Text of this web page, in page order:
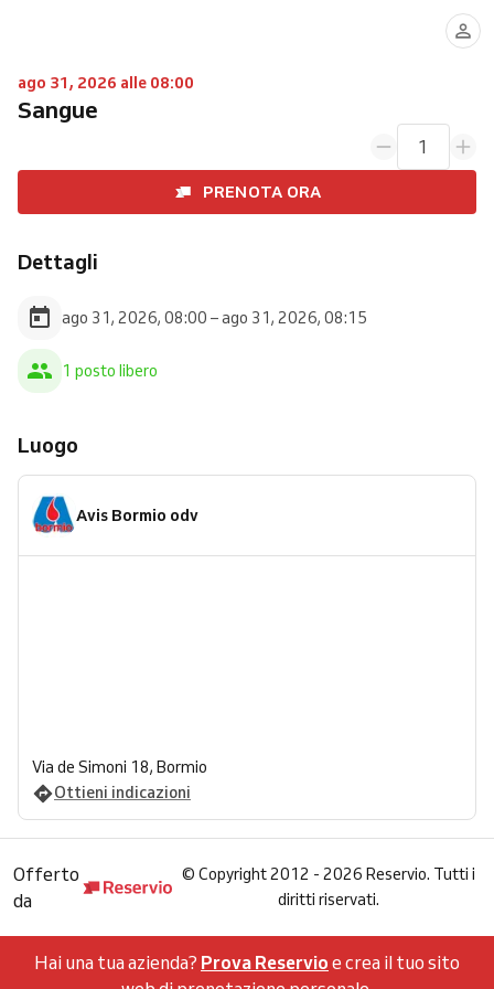
ago 31, 2026 alle 08:00
Sangue
1
PRENOTA ORA
Dettagli
ago 31, 2026, 08:00 – ago 31, 2026, 08:15
1 posto libero
Luogo
Avis Bormio odv
Via de Simoni 18, Bormio
Ottieni indicazioni
Offerto
da
© Copyright 2012 - 2026 Reservio. Tutti i
diritti riservati.
Hai una tua azienda? Prova Reservio e crea il tuo sito